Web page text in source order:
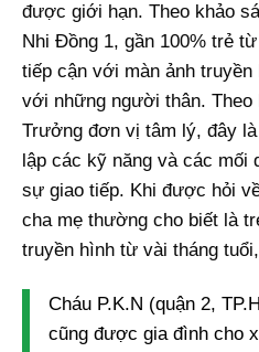
được giới hạn. Theo khảo
Nhi Đồng 1, gần 100% trẻ
tiếp cận với màn ảnh
với những người thân. Theo
Trưởng đơn vị tâm lý, đây
lập các kỹ năng và các mối
sự giao tiếp. Khi được hỏi
cha mẹ thường cho biết là
truyền hình từ vài tháng
Cháu P.K.N (quận 2,
cũng được gia đình cho